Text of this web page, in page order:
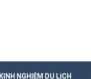
KINH NGHIỆM DU LỊCH